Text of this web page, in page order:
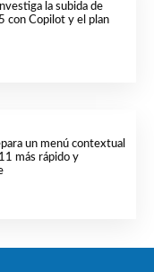
la subida de
con Copilot y el plan
un menú contextual
más rápido y